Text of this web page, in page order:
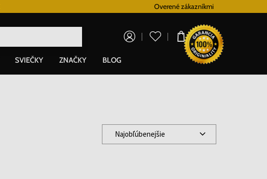
Overené zákazníkmi
0,00 €
SVIEČKY ZNAČKY BLOG
Najobľúbenejšie